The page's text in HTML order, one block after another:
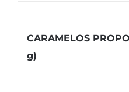
CARAMELOS
g)